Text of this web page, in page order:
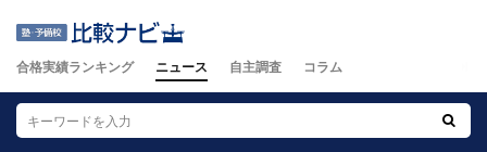
合格実績ランキング ニュース 自主調査 コラム